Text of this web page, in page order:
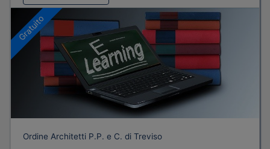
Gratuito
Ordine Architetti P.P. e C. di Treviso